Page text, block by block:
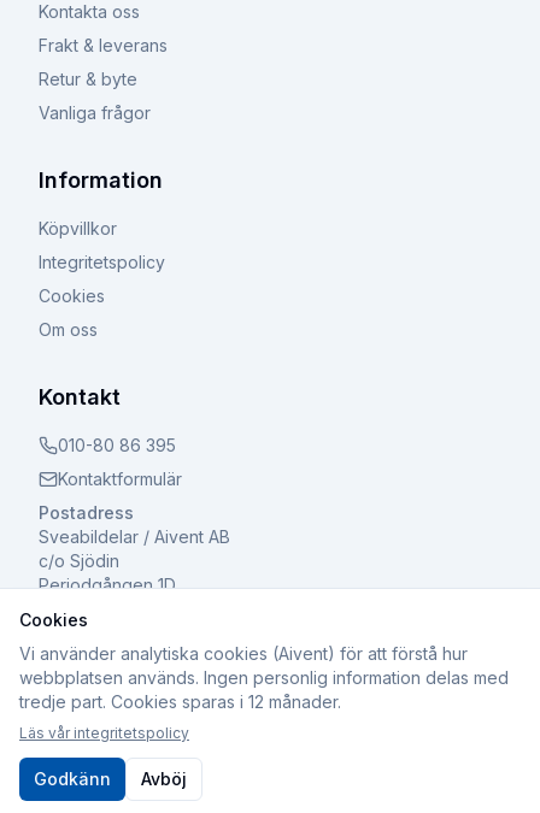
Kontakta oss
Frakt & leverans
Retur & byte
Vanliga frågor
Information
Köpvillkor
Integritetspolicy
Cookies
Om oss
Kontakt
010-80 86 395
Kontaktformulär
Postadress
Sveabildelar / Aivent AB
c/o Sjödin
Periodgången 1D
611 37 Nyköping
©2026Sveabildelar / Aivent AB. Alla rättigheter
Org.nr: 559502-8241 | Registrerad för F-skatt och Moms
Cookies
Vi använder analytiska cookies (Aivent) för att förstå hur
webbplatsen används. Ingen personlig information delas med
tredje part. Cookies sparas i 12 månader.
Läs vår integritetspolicy
Godkänn Avböj